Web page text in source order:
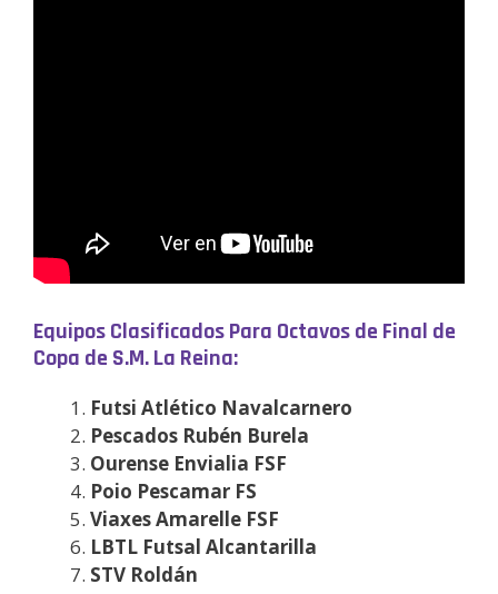
Equipos Clasificados Para Octavos de Final de
Copa de S.M. La Reina:
Futsi Atlético Navalcarnero
Pescados Rubén Burela
Ourense Envialia FSF
Poio Pescamar FS
Viaxes Amarelle FSF
LBTL Futsal Alcantarilla
STV Roldán